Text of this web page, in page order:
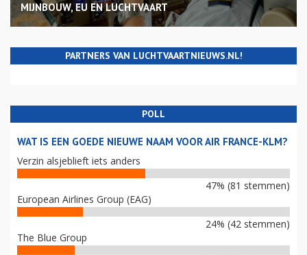
MIJNBOUW, EU EN LUCHTVAART
PARTNERS VAN LUCHTVAARTNIEUWS.NL!
POLL
WAT IS EEN GOEDE NIEUWE NAAM VOOR AIR FRANCE-KLM?
Verzin alsjeblieft iets anders
47% (81 stemmen)
European Airlines Group (EAG)
24% (42 stemmen)
The Blue Group